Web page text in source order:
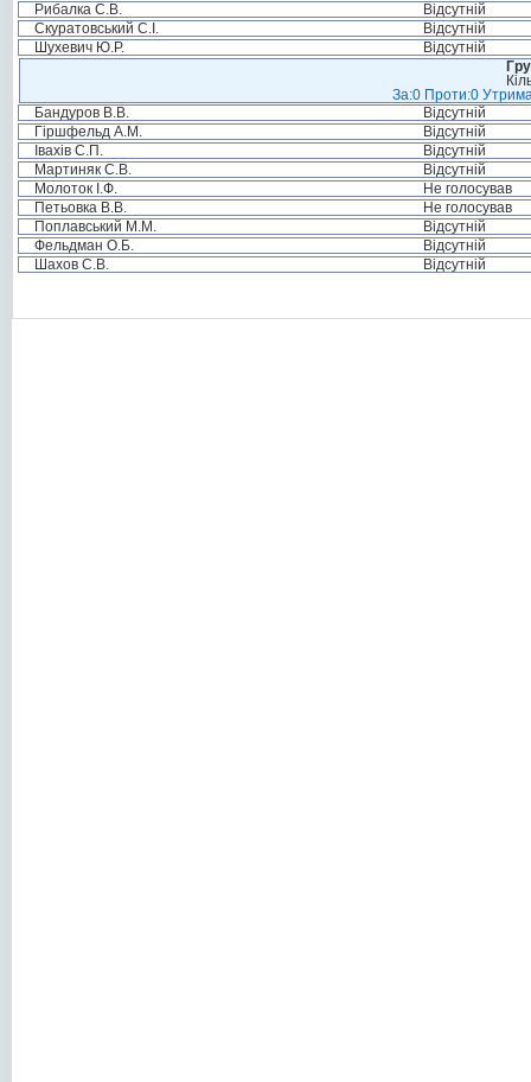
Рибалка С.В.
Відсутній
Скуратовський С.І.
Відсутній
Шухевич Ю.Р.
Відсутній
За:0 Проти:0
Бандуров В.В.
Відсутній
Гіршфельд А.М.
Відсутній
Івахів С.П.
Відсутній
Мартиняк С.В.
Відсутній
Молоток І.Ф.
Не голосував
Петьовка В.В.
Не голосував
Поплавський М.М.
Відсутній
Фельдман О.Б.
Відсутній
Шахов С.В.
Відсутній